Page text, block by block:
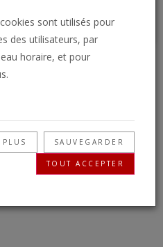
nouveau
véritable Église de Dieu
à accomplir : elle doit
Le mystère de Dieu
sont utilisés pour
des utilisateurs, par
horaire, et pour
SAUVEGARDER
TOUT ACCEPTER